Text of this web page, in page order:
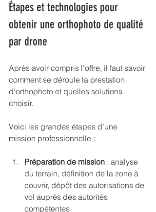
Étapes et technologies pour
obtenir une orthophoto de qualité
par drone
Après avoir compris l’offre, il faut savoir
comment se déroule la prestation
d’orthophoto et quelles solutions
choisir.
Voici les grandes étapes d’une
mission professionnelle :
Préparation de mission : analyse
du terrain, définition de la zone à
couvrir, dépôt des autorisations de
vol auprès des autorités
compétentes.